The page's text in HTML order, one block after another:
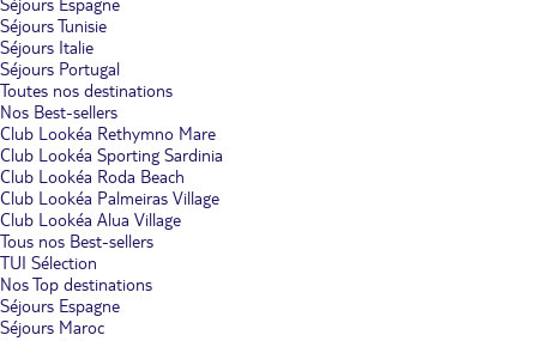
Séjours Espagne
Séjours Tunisie
Séjours Italie
Séjours Portugal
Toutes nos destinations
Nos Best-sellers
Club Lookéa Rethymno Mare
Club Lookéa Sporting Sardinia
Club Lookéa Roda Beach
Club Lookéa Palmeiras Village
Club Lookéa Alua Village
Tous nos Best-sellers
TUI Sélection
Nos Top destinations
Séjours Espagne
Séjours Maroc